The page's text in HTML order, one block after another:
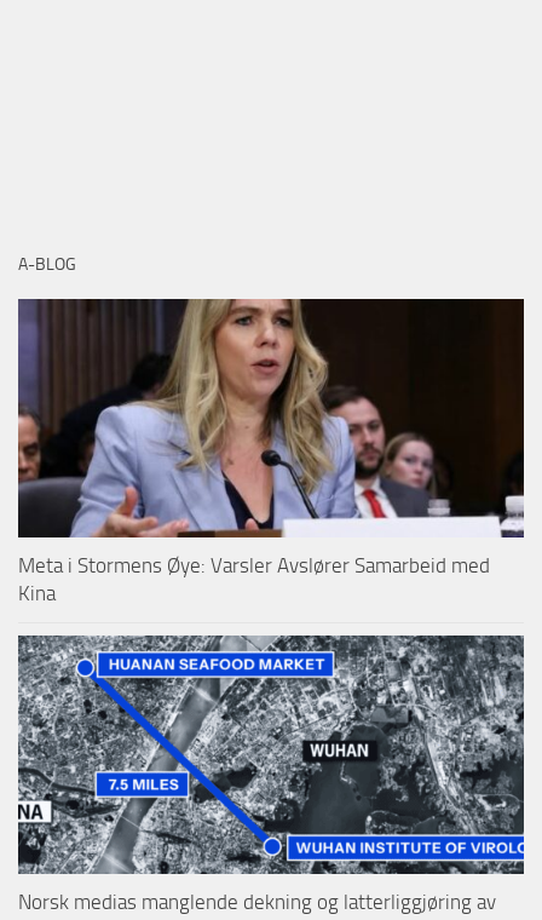
A-BLOG
Meta i Stormens Øye: Varsler Avslører Samarbeid med
Kina
Norsk medias manglende dekning og latterliggjøring av